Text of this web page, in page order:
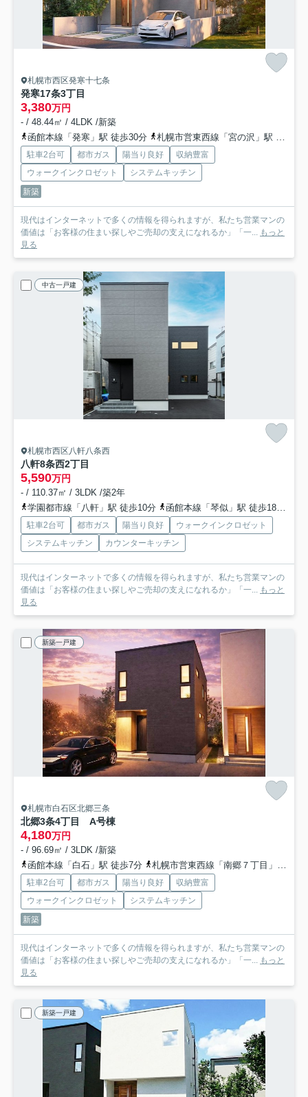
札幌市西区発寒十七条
発寒17条3丁目
3,380万円
- / 48.44㎡ / 4LDK /新築
函館本線「発寒」駅 徒歩30分
札幌市営東西線「宮の沢」駅 徒歩35分
駐車2台可 都市ガス 陽当り良好
収納豊富
ウォークインクロゼット
システムキッチン
新築
現代はインターネットで多くの情報を得られますが、私たち営業マンの
価値は「お客様の住まい探しやご売却の支えになれるか」「一...
もっと
見る
中古一戸建
札幌市西区八軒八条西
八軒8条西2丁目
5,590万円
- / 110.37㎡ / 3LDK /築2年
学園都市線「八軒」駅 徒歩10分
函館本線「琴似」駅 徒歩18分
駐車2台可 都市ガス 陽当り良好
ウォークインクロゼット
システムキッチン
カウンターキッチン
現代はインターネットで多くの情報を得られますが、私たち営業マンの
価値は「お客様の住まい探しやご売却の支えになれるか」「一...
もっと
見る
新築一戸建
札幌市白石区北郷三条
北郷3条4丁目 A号棟
4,180万円
- / 96.69㎡ / 3LDK /新築
函館本線「白石」駅 徒歩7分
札幌市営東西線「南郷７丁目」駅 徒歩33分
駐車2台可 都市ガス 陽当り良好
収納豊富
ウォークインクロゼット
システムキッチン
新築
現代はインターネットで多くの情報を得られますが、私たち営業マンの
価値は「お客様の住まい探しやご売却の支えになれるか」「一...
もっと
見る
新築一戸建